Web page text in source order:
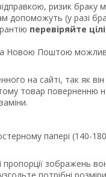
ризик
(у разі
перевіряйте
Новою Поштою
на сайті, так як
товар поверненню
папері
пропорції